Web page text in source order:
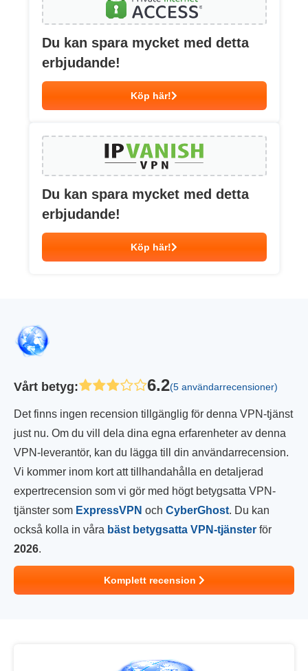
Du kan spara mycket med detta
erbjudande!
Köp här!
Du kan spara mycket med detta
erbjudande!
Köp här!
Vårt betyg: 6.2(5 användarrecensioner)
Det finns ingen recension tillgänglig för denna VPN-tjänst
just nu. Om du vill dela dina egna erfarenheter av denna
VPN-leverantör, kan du lägga till din användarrecension.
Vi kommer inom kort att tillhandahålla en detaljerad
expertrecension som vi gör med högt betygsatta VPN-
tjänster som ExpressVPN och CyberGhost. Du kan
också kolla in våra bäst betygsatta VPN-tjänster för
2026.
Komplett recension